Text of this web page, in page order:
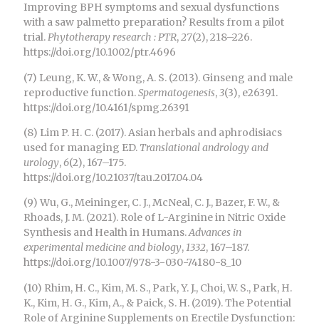
Improving BPH symptoms and sexual dysfunctions
with a saw palmetto preparation? Results from a pilot
trial.Phytotherapy research : PTR,27(2), 218–226.
https://doi.org/10.1002/ptr.4696
(7) Leung, K. W., & Wong, A. S. (2013). Ginseng and male
reproductive function.Spermatogenesis, 3(3), e26391.
https://doi.org/10.4161/spmg.26391
(8) Lim P. H. C. (2017). Asian herbals and aphrodisiacs
used for managing ED. Translational andrology and
urology,6(2), 167–175.
https://doi.org/10.21037/tau.2017.04.04
(9) Wu, G., Meininger, C. J., McNeal, C. J., Bazer, F. W., &
Rhoads, J. M. (2021). Role of L-Arginine in Nitric Oxide
Synthesis and Health in Humans.Advances in
experimental medicine and biology,1332, 167–187.
https://doi.org/10.1007/978-3-030-74180-8_10
(10) Rhim, H. C., Kim, M. S., Park, Y. J., Choi, W. S., Park, H.
K., Kim, H. G., Kim, A., & Paick, S. H. (2019). The Potential
Role of Arginine Supplements on Erectile Dysfunction: